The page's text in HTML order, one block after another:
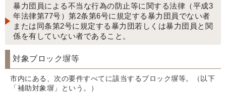
暴力団員による不当な行為の防止等に関する法律（平成3
年法律第77号）第2条第6号に規定する暴力団員でない者
または同条第2号に規定する暴力団若しくは暴力団員と関
係を有していない者であること。
対象ブロック塀等
市内にある、次の要件すべてに該当するブロック塀等。（以下
「補助対象塀」という。）